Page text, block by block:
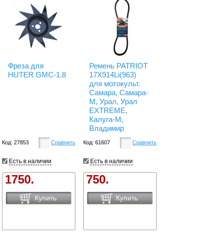
Фреза для
HUTER GMC-1.8
Код: 27853 Сравнить
Есть в наличии
1750.
Купить
Ремень PATRIOT
17X914Li(963)
для мотокульт.
Самара, Самара-
М, Урал, Урал
EXTREME,
Калуга-М,
Владимир
Код: 61607 Сравнить
Есть в наличии
750.
Купить